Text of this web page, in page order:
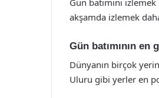
akşamda izlemek
Gün batımının
Dünyanın birçok
Uluru gibi yerler en